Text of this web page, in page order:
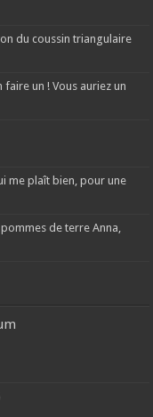
du coussin triangulaire
faire un ! Vous auriez un
me plaît bien, pour une
de terre Anna,